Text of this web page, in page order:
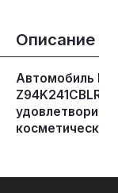
Описание
Автомобиль